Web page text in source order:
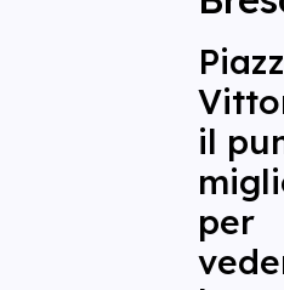
il
per